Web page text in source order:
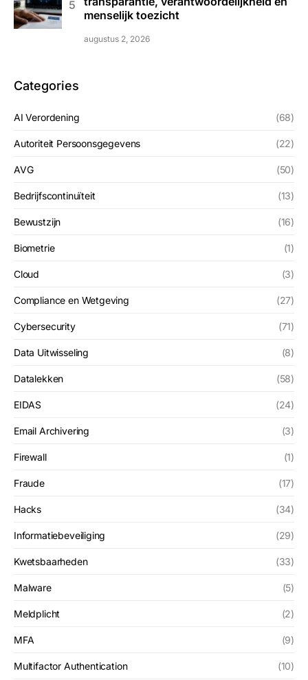
menselijk toezicht
augustus 2, 2026
Categories
AI Verordening (68)
Autoriteit Persoonsgegevens (22)
AVG (50)
Bedrijfscontinuïteit (13)
Bewustzijn (16)
Biometrie (1)
Cloud (3)
Compliance en Wetgeving (27)
Cybersecurity (71)
Data Uitwisseling (8)
Datalekken (58)
EIDAS (24)
Email Archivering (3)
Firewall (1)
Fraude (17)
Hacks (34)
Informatiebeveiliging (29)
Kwetsbaarheden (33)
Malware (5)
Meldplicht (2)
MFA (9)
Multifactor Authentication (10)